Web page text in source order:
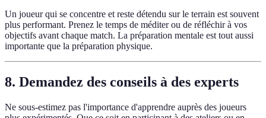
Un joueur qui se concentre et reste détendu sur le terrain est souvent
plus performant. Prenez le temps de méditer ou de réfléchir à vos
objectifs avant chaque match. La préparation mentale est tout aussi
importante que la préparation physique.
8. Demandez des conseils à des experts
Ne sous-estimez pas l'importance d'apprendre auprès des joueurs